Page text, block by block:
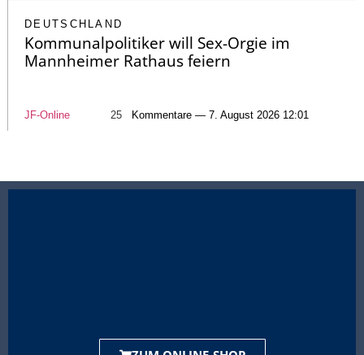
DEUTSCHLAND
Kommunalpolitiker will Sex-Orgie im
Mannheimer Rathaus feiern
JF-Online 25 Kommentare — 7. August 2026 12:01